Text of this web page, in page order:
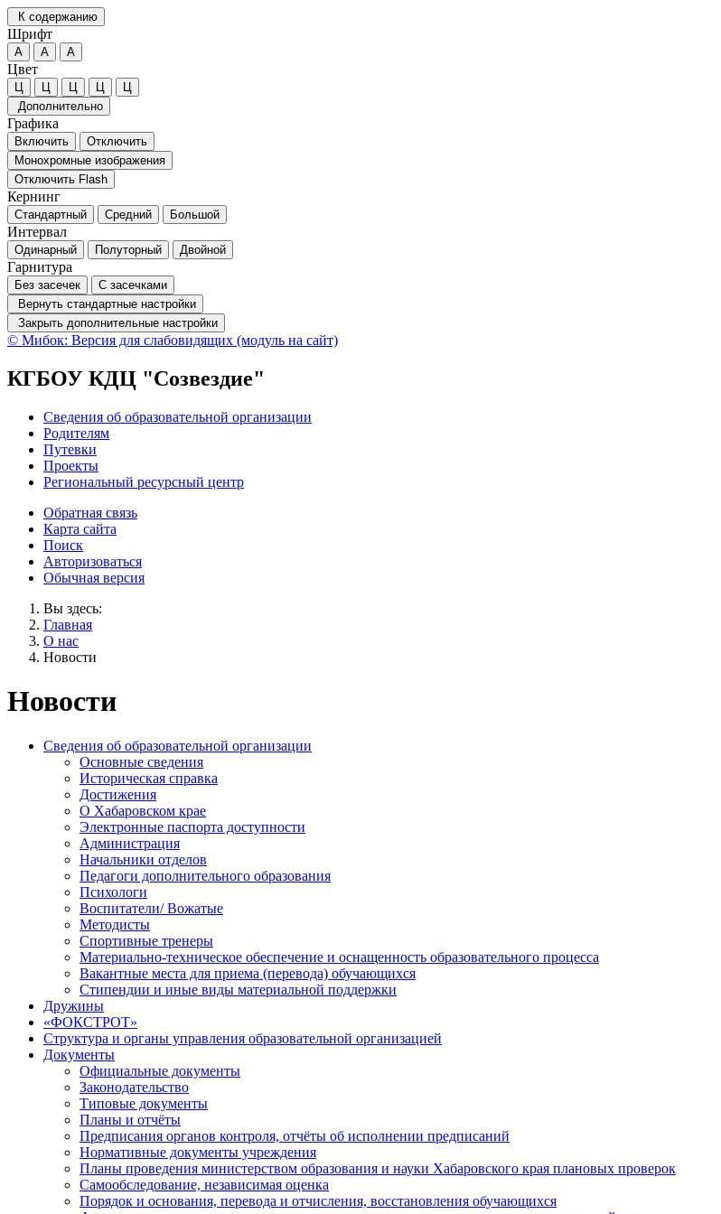
К содержанию
Шрифт
А А А
Цвет
Ц Ц Ц Ц
Ц
Дополнительно
Графика
Включить
Отключить
Монохромные изображения
Отключить Flash
Кернинг
Стандартный Средний Большой
Интервал
Одинарный Полуторный Двойной
Гарнитура
Без засечек
С засечками
Вернуть стандартные настройки
Закрыть дополнительные настройки
© Мибок: Версия для слабовидящих (модуль на сайт)
КГБОУ КДЦ "Созвездие"
Сведения об образовательной организации
Родителям
Путевки
Проекты
Региональный ресурсный центр
Обратная связь
Карта сайта
Поиск
Авторизоваться
Обычная версия
Вы здесь:
Главная
О нас
Новости
Новости
Сведения об образовательной организации
Основные сведения
Историческая справка
Достижения
О Хабаровском крае
Электронные паспорта доступности
Администрация
Начальники отделов
Педагоги дополнительного образования
Психологи
Воспитатели/ Вожатые
Методисты
Спортивные тренеры
Материально-техническое обеспечение и оснащенность образовательного процесса
Вакантные места для приема (перевода) обучающихся
Стипендии и иные виды материальной поддержки
Дружины
«ФОКСТРОТ»
Структура и органы управления образовательной организацией
Документы
Официальные документы
Законодательство
Типовые документы
Планы и отчёты
Предписания органов контроля, отчёты об исполнении предписаний
Нормативные документы учреждения
Планы проведения министерством образования и науки Хабаровского края плановых проверок
Самообследование, независимая оценка
Порядок и основания, перевода и отчисления, восстановления обучающихся